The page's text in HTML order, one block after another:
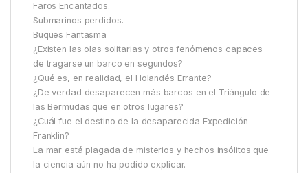
Faros Encantados.
Submarinos perdidos.
Buques Fantasma
¿Existen las olas solitarias y otros fenómenos capaces
de tragarse un barco en segundos?
¿Qué es, en realidad, el Holandés Errante?
¿De verdad desaparecen más barcos en el Triángulo de
las Bermudas que en otros lugares?
¿Cuál fue el destino de la desaparecida Expedición
Franklin?
La mar está plagada de misterios y hechos insólitos que
la ciencia aún no ha podido explicar.